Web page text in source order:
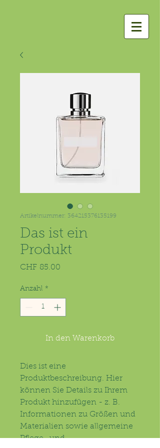
Artikelnummer: 364215376135199
Das ist ein
Produkt
CHF 85.00
Anzahl *
In den Warenkorb
Dies ist eine
Produktbeschreibung. Hier
können Sie Details zu Ihrem
Produkt hinzufügen - z. B.
Informationen zu Größen und
Materialien sowie allgemeine
Pflege- und